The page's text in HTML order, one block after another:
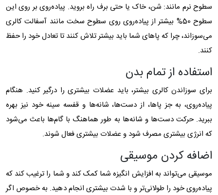
سطوح نرم مانند: شن، خاک یا حتی برف راه بروید. پیاده‌روی بر روی این
سطوح 50% بیشتر از پیاده‌روی روی سطوح سخت مانند آسفالت کالری
می‌سوزاند، چرا که پاهای شما باید بیشتر تلاش کنند تا تعادل خود را حفظ
کنند.
استفاده از تمام بدن
برای سوزاندن کالری بیشتر، باید عضلات بیشتری را درگیر کنید. هنگام
پیاده‌روی، به جز پاها، از دست‌ها، شانه‌ها و قفسه سینه خود نیز بهره
ببرید. حرکت دست‌ها و شانه‌ها به طور هماهنگ با گام‌ها باعث می‌شود
که انرژی بیشتری مصرف شود و عضلات بیشتری فعال شوند.
اضافه کردن موسیقی
موسیقی می‌تواند به افزایش انگیزه شما کمک کند و شما را ترغیب کند که
پیاده‌روی خود را طولانی‌تر و با شدت بیشتری انجام دهید. به خصوص اگر